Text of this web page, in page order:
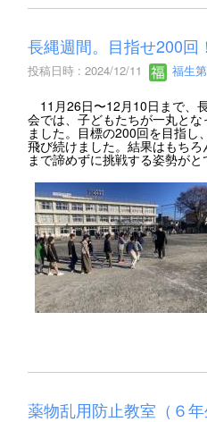
長縄週間。目指せ200回
投稿日時 : 2024/12/11 福生
11月26日〜12月10日まで、
会では、子どもたちが一丸と
ました。目標の200回を目指し
飛び続けました。結果はもち
まで諦めずに挑戦する姿勢が
薬物乱用防止教室（６年